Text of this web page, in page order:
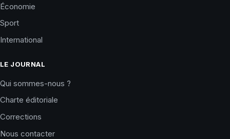
Économie
Sport
International
LE JOURNAL
Qui sommes-nous ?
Charte éditoriale
Corrections
Nous contacter